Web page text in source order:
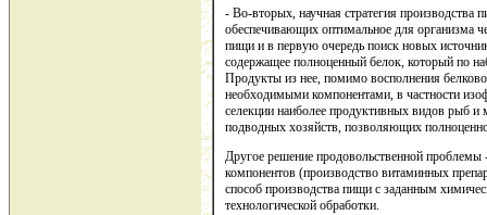
- Во-вторых, научная стратегия производства
обеспечивающих оптимальное для организма
пищи и в первую очередь поиск новых
содержащее полноценный белок, который по
Продукты из нее, помимо восполнения
необходимыми компонентами, в частности
селекции наиболее продуктивных видов рыб и
подводных хозяйств, позволяющих
Другое решение продовольственной
компонентов (производство витаминных
способ производства пищи с заданным
технологической обработки.